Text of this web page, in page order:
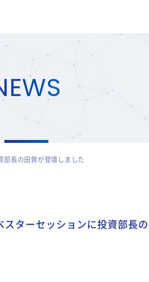
長の田賀が登壇しました
ターセッションに投資部長